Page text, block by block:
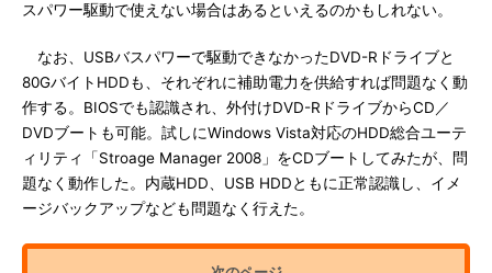
スパワー駆動で使えない場合はあるといえるのかもしれない。
なお、USBバスパワーで駆動できなかったDVD-Rドライブと
80GバイトHDDも、それぞれに補助電力を供給すれば問題なく動
作する。BIOSでも認識され、外付けDVD-RドライブからCD／
DVDブートも可能。試しにWindows Vista対応のHDD総合ユーテ
ィリティ「Stroage Manager 2008」をCDブートしてみたが、問
題なく動作した。内蔵HDD、USB HDDともに正常認識し、イメ
ージバックアップなども問題なく行えた。